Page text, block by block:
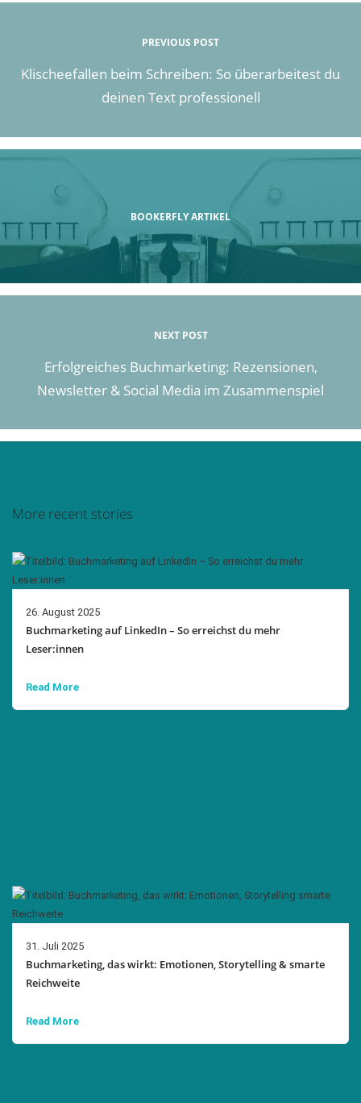
PREVIOUS POST
Klischeefallen beim Schreiben: So überarbeitest du
deinen Text professionell
BOOKERFLY ARTIKEL
NEXT POST
Erfolgreiches Buchmarketing: Rezensionen,
Newsletter & Social Media im Zusammenspiel
More recent stories
26. August 2025
Buchmarketing auf LinkedIn – So erreichst du mehr
Leser:innen
Read More
31. Juli 2025
Buchmarketing, das wirkt: Emotionen, Storytelling & smarte
Reichweite
Read More